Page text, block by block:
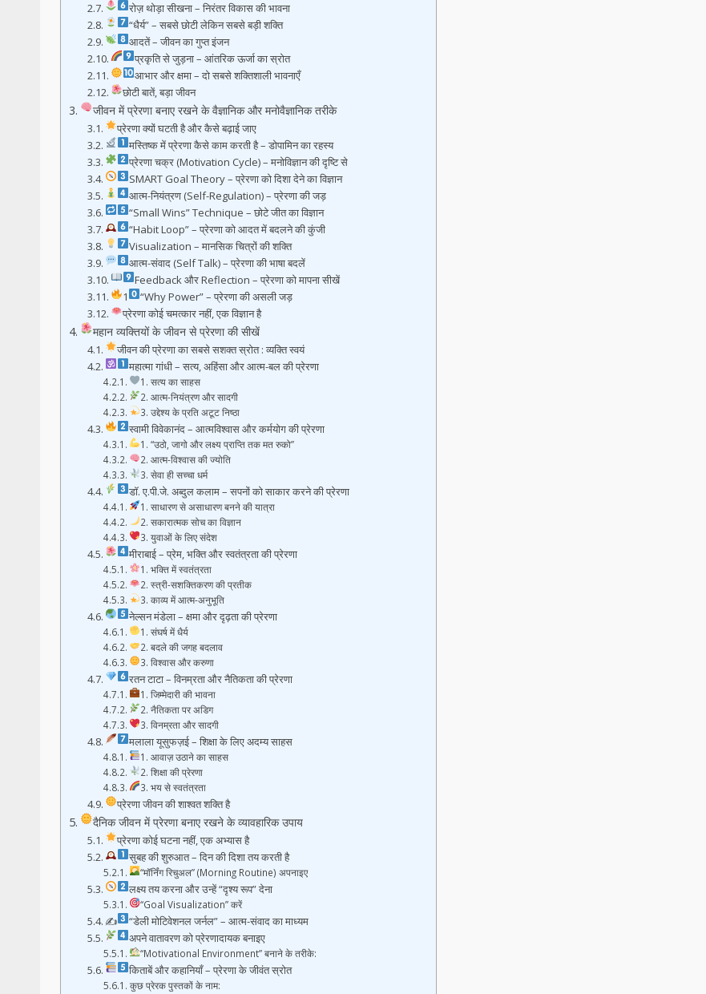
रोज़ थोड़ा सीखना – निरंतर विकास की भावना
“धैर्य” – सबसे छोटी लेकिन सबसे बड़ी शक्ति
आदतें – जीवन का गुप्त इंजन
प्रकृति से जुड़ना – आंतरिक ऊर्जा का स्रोत
आभार और क्षमा – दो सबसे शक्तिशाली भावनाएँ
छोटी बातें, बड़ा जीवन
जीवन में प्रेरणा बनाए रखने के वैज्ञानिक और मनोवैज्ञानिक तरीके
प्रेरणा क्यों घटती है और कैसे बढ़ाई जाए
मस्तिष्क में प्रेरणा कैसे काम करती है – डोपामिन का रहस्य
प्रेरणा चक्र (Motivation Cycle) – मनोविज्ञान की दृष्टि से
SMART Goal Theory – प्रेरणा को दिशा देने का विज्ञान
आत्म-नियंत्रण (Self-Regulation) – प्रेरणा की जड़
“Small Wins” Technique – छोटे जीत का विज्ञान
“Habit Loop” – प्रेरणा को आदत में बदलने की कुंजी
Visualization – मानसिक चित्रों की शक्ति
आत्म-संवाद (Self Talk) – प्रेरणा की भाषा बदलें
Feedback और Reflection – प्रेरणा को मापना सीखें
1
“Why Power” – प्रेरणा की असली जड़
प्रेरणा कोई चमत्कार नहीं, एक विज्ञान है
महान व्यक्तियों के जीवन से प्रेरणा की सीखें
जीवन की प्रेरणा का सबसे सशक्त स्रोत : व्यक्ति स्वयं
महात्मा गांधी – सत्य, अहिंसा और आत्म-बल की प्रेरणा
1. सत्य का साहस
2. आत्म-नियंत्रण और सादगी
3. उद्देश्य के प्रति अटूट निष्ठा
स्वामी विवेकानंद – आत्मविश्वास और कर्मयोग की प्रेरणा
1. “उठो, जागो और लक्ष्य प्राप्ति तक मत रुको”
2. आत्म-विश्वास की ज्योति
3. सेवा ही सच्चा धर्म
डॉ. ए.पी.जे. अब्दुल कलाम – सपनों को साकार करने की प्रेरणा
1. साधारण से असाधारण बनने की यात्रा
2. सकारात्मक सोच का विज्ञान
3. युवाओं के लिए संदेश
मीराबाई – प्रेम, भक्ति और स्वतंत्रता की प्रेरणा
1. भक्ति में स्वतंत्रता
2. स्त्री-सशक्तिकरण की प्रतीक
3. काव्य में आत्म-अनुभूति
नेल्सन मंडेला – क्षमा और दृढ़ता की प्रेरणा
1. संघर्ष में धैर्य
2. बदले की जगह बदलाव
3. विश्वास और करुणा
रतन टाटा – विनम्रता और नैतिकता की प्रेरणा
1. जिम्मेदारी की भावना
2. नैतिकता पर अडिग
3. विनम्रता और सादगी
मलाला यूसुफज़ई – शिक्षा के लिए अदम्य साहस
1. आवाज़ उठाने का साहस
2. शिक्षा की प्रेरणा
3. भय से स्वतंत्रता
प्रेरणा जीवन की शाश्वत शक्ति है
दैनिक जीवन में प्रेरणा बनाए रखने के व्यावहारिक उपाय
प्रेरणा कोई घटना नहीं, एक अभ्यास है
सुबह की शुरुआत – दिन की दिशा तय करती है
“मॉर्निंग रिचुअल” (Morning Routine) अपनाइए
लक्ष्य तय करना और उन्हें “दृश्य रूप” देना
“Goal Visualization” करें
✍
“डेली मोटिवेशनल जर्नल” – आत्म-संवाद का माध्यम
अपने वातावरण को प्रेरणादायक बनाइए
“Motivational Environment” बनाने के तरीके:
किताबें और कहानियाँ – प्रेरणा के जीवंत स्रोत
कुछ प्रेरक पुस्तकों के नाम: